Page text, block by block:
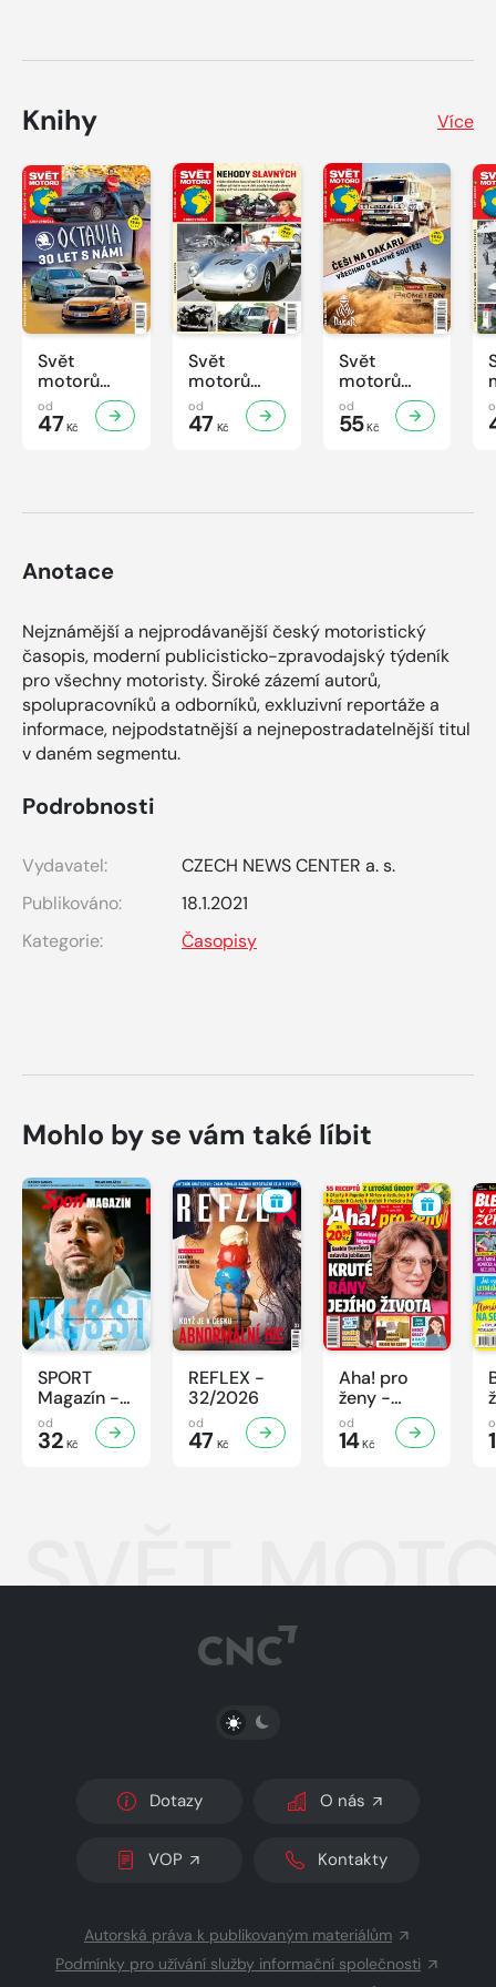
Knihy Více
Svět
motorů
Knihovnička
2/2026
od
47 Kč
Svět
motorů
Knihovnička
1/2026
od
47 Kč
Svět
motorů
Knihovnička
4/2025
od
55Kč
Anotace
Nejznámější a nejprodávanější český motoristický
časopis, moderní publicisticko-zpravodajský týdeník
pro všechny motoristy. Široké zázemí autorů,
spolupracovníků a odborníků, exkluzivní reportáže a
informace, nejpodstatnější a nejnepostradatelnější titul
v daném segmentu.
Podrobnosti
Vydavatel:
CZECH NEWS CENTER a. s.
Publikováno:
18.1.2021
Kategorie:
Časopisy
Mohlo by se vám také líbit
SPORT
Magazín -
32/2026
od
32 Kč
REFLEX -
32/2026
od
47 Kč
Aha! pro
ženy -
32/2026
od
14Kč
SVĚT
PŘEPNOUT SVĚTLÝ/TMAVÝ REŽIM
Dotazy O nás
VOP Kontakty
Autorská práva k publikovaným materiálům
Podmínky pro užívání služby informační společnosti